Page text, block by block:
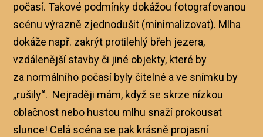
počasí. Takové podmínky dokážou fotografovanou
scénu výrazně zjednodušit (minimalizovat). Mlha
dokáže např. zakrýt protilehlý břeh jezera,
vzdálenější stavby či jiné objekty, které by
za normálního počasí byly čitelné a ve snímku by
„rušily“. Nejraději mám, když se skrze nízkou
oblačnost nebo hustou mlhu snaží prokousat
slunce! Celá scéna se pak krásně projasní